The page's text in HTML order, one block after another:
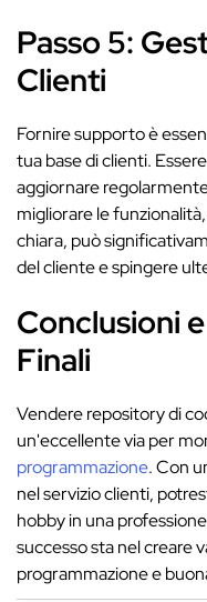
Passo 5:
Clienti
Fornire supporto è
tua base di clienti.
aggiornare
migliorare le
chiara, può
del cliente e spingere
Conclusioni
Finali
Vendere repository di
un'eccellente via per
programmazione. Con
nel servizio clienti,
hobby in una
successo sta nel creare
programmazione e